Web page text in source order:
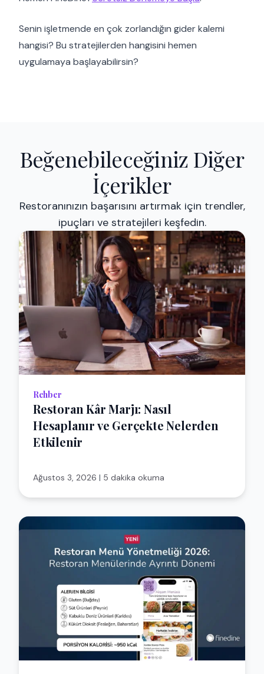
Senin işletmende en çok zorlandığın gider kalemi
hangisi? Bu stratejilerden hangisini hemen
uygulamaya başlayabilirsin?
Beğenebileceğiniz Diğer
İçerikler
Restoranınızın başarısını artırmak için trendler,
ipuçları ve stratejileri keşfedin.
Rehber
Restoran Kâr Marjı: Nasıl
Hesaplanır ve Gerçekte Nelerden
Etkilenir
Ağustos 3, 2026 | 5 dakika okuma